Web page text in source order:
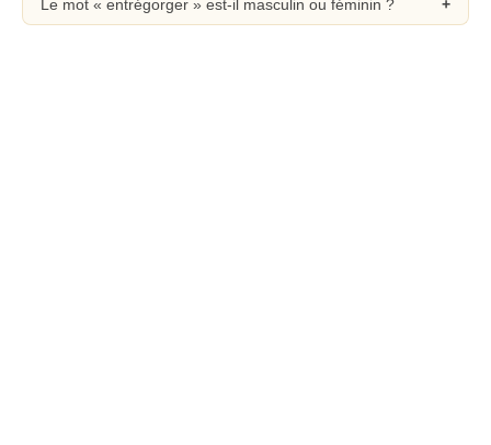
Le mot « entrégorger » est-il masculin ou féminin ?